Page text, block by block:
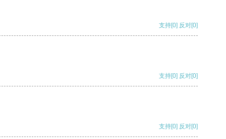
支持[0] 反对[0]
支持[0] 反对[0]
支持[0] 反对[0]